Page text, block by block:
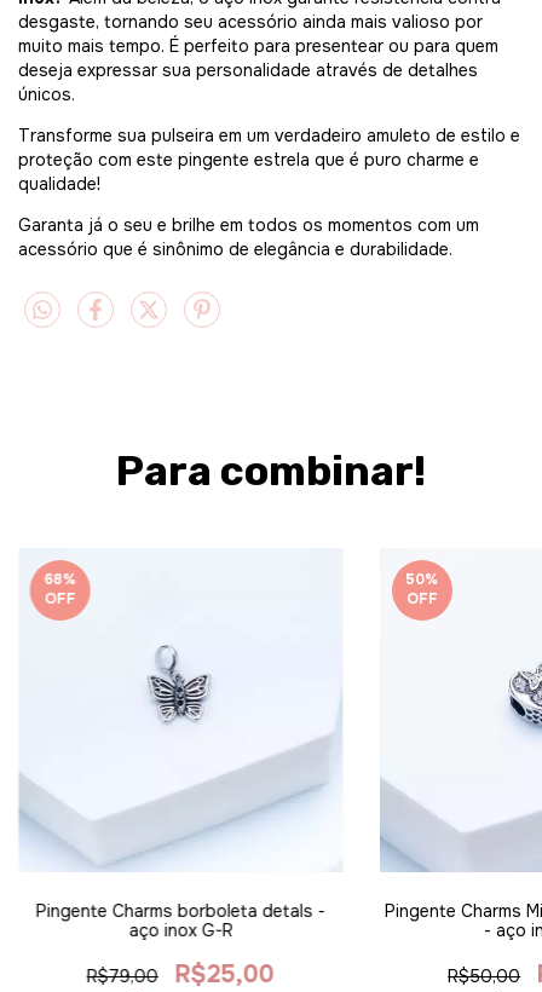
desgaste, tornando seu acessório ainda mais valioso por
muito mais tempo. É perfeito para presentear ou para quem
deseja expressar sua personalidade através de detalhes
únicos.
Transforme sua pulseira em um verdadeiro amuleto de estilo e
proteção com este pingente estrela que é puro charme e
qualidade!
Garanta já o seu e brilhe em todos os momentos com um
acessório que é sinônimo de elegância e durabilidade.
Para combinar!
68%
OFF
Pingente Charms borboleta detals -
aço inox G-R
R$79,00 R$25,00
50%
OFF
Pingente Charms
- aço
R$50,00